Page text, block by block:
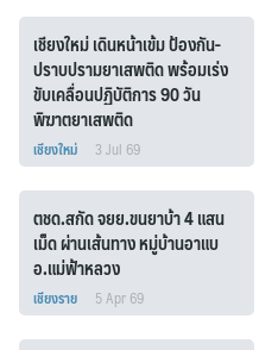
เชียงใหม่ เดินหน้าเข้ม ป้องกัน-
ปราบปรามยาเสพติด พร้อมเร่ง
ขับเคลื่อนปฏิบัติการ 90 วัน
พิฆาตยาเสพติด
เชียงใหม่ 3 Jul 69
ตชด.สกัด จยย.ขนยาบ้า 4 แสน
เม็ด ผ่านเส้นทาง หมู่บ้านอาแบ
อ.แม่ฟ้าหลวง
เชียงราย 5 Apr 69